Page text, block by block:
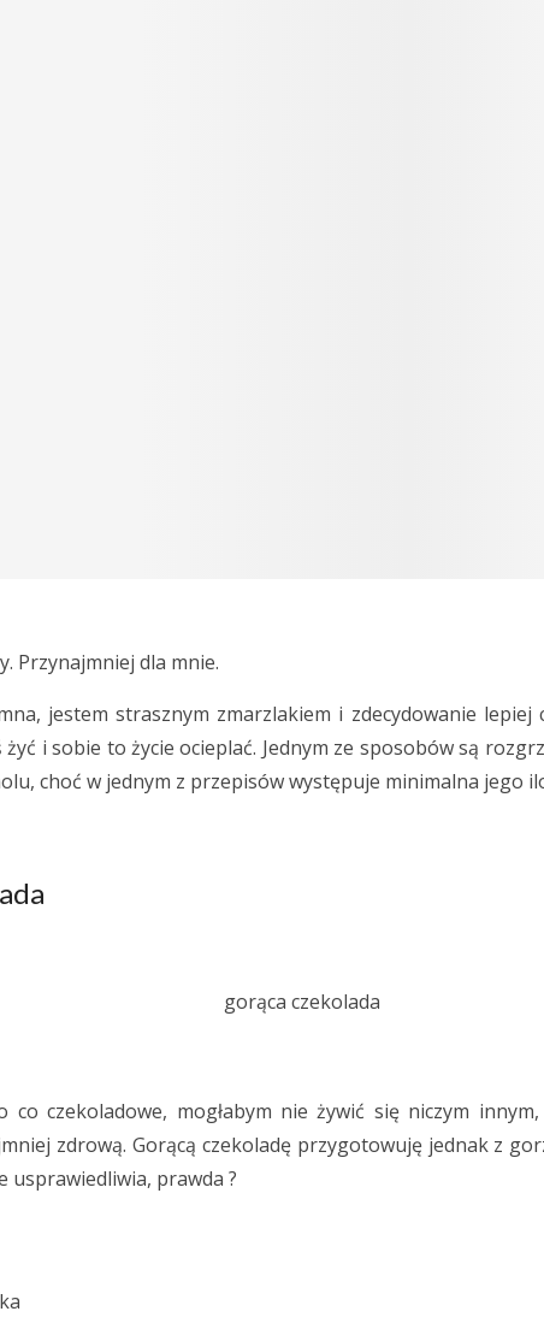
Przynajmniej dla mnie.
jestem strasznym zmarzlakiem i zdecydowanie lepiej
i sobie to życie ocieplać. Jednym ze sposobów są
choć w jednym z przepisów występuje minimalna jego
co czekoladowe, mogłabym nie żywić się niczym
zdrową. Gorącą czekoladę przygotowuję jednak z
usprawiedliwia, prawda ?